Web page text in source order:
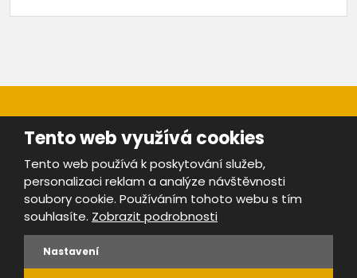
Provozovatel portálu ŠROTY.cz je
Mapa stránek |Bezpečnost a ochrana osobních údajů
Podmínky použití
Tento web využívá cookies
Tento web používá k poskytování služeb,
personalizaci reklam a analýze návštěvnosti
soubory cookie. Používáním tohoto webu s tím
souhlasíte. Zobrazit podrobnosti
Nastavení